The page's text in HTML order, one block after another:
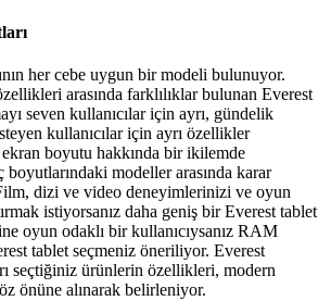
her cebe uygun bir modeli bulunuyor.
arasında farklılıklar bulunan Everest
seven kullanıcılar için ayrı, gündelik
kullanıcılar için ayrı özellikler
ekran boyutu hakkında bir ikilemde
boyutlarındaki modeller arasında karar
dizi ve video deneyimlerinizi ve oyun
istiyorsanız daha geniş bir Everest tablet
oyun odaklı bir kullanıcıysanız RAM
tablet seçmeniz öneriliyor. Everest
seçtiğiniz ürünlerin özellikleri, modern
önüne alınarak belirleniyor.